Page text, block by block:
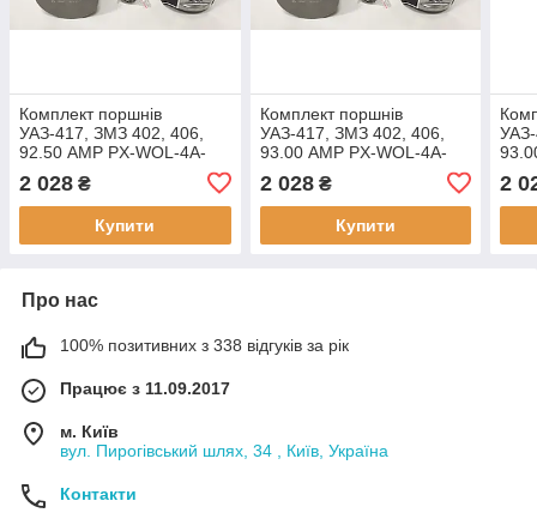
Комплект поршнів
УАЗ-417, ЗМЗ 402, 406,
92.50 AMP PX-WOL-4A-
(+0,50) Група В
2 028 ₴
Купити
Комплект поршнів
УАЗ-417, ЗМЗ 402, 406,
93.00 AMP PX-WOL-4A-
(+1,00) Група В
2 028₴
Купити
2
Про нас
100% позитивних з 338 відгуків за рік
Працює з 11.09.2017
м. Київ
вул. Пирогівський шлях, 34 , Київ, Україна
Контакти